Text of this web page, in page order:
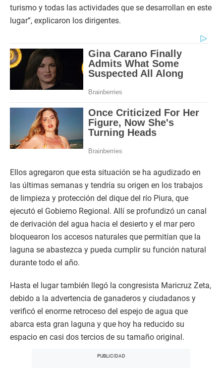
turismo y todas las actividades que se desarrollan en este
lugar”, explicaron los dirigentes.
Ellos agregaron que esta situación se ha agudizado en
las últimas semanas y tendría su origen en los trabajos
de limpieza y protección del dique del río Piura, que
ejecutó el Gobierno Regional. Allí se profundizó un canal
de derivación del agua hacia el desierto y el mar pero
bloquearon los accesos naturales que permitían que la
laguna se abastezca y pueda cumplir su función natural
durante todo el año.
Hasta el lugar también llegó la congresista Maricruz Zeta,
debido a la advertencia de ganaderos y ciudadanos y
verificó el enorme retroceso del espejo de agua que
abarca esta gran laguna y que hoy ha reducido su
espacio en casi dos tercios de su tamaño original.